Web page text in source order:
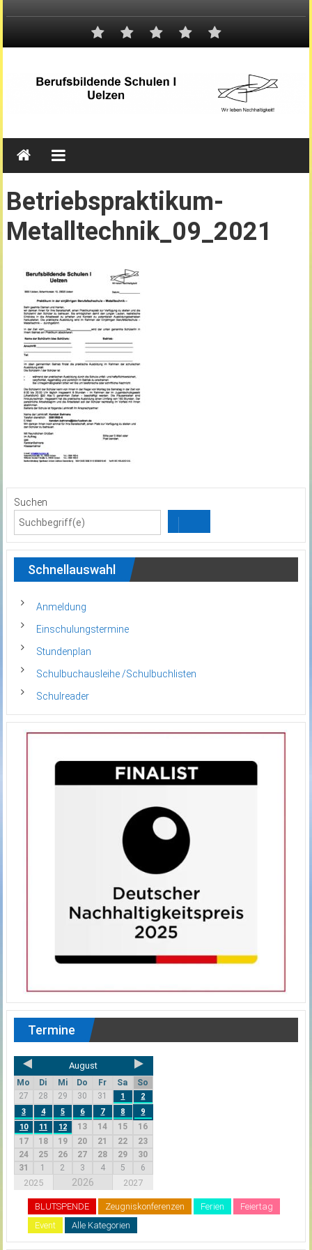
Betriebspraktikum-
Metalltechnik_09_2021
Suchen
Schnellauswahl
Anmeldung
Einschulungstermine
Stundenplan
Schulbuchausleihe /Schulbuchlisten
Schulreader
Termine
August
Mo Di Mi Do Fr Sa
So
27
28 29 30 31 1
2
3
4 5 6 7 8
9
10
11 12 13 14 15
16
17
18 19 20 21 22
23
24
25 26 27 28 29
30
31
1 2 3 4 5 6
2025 2026 2027
BLUTSPENDE Zeugniskonferenzen Ferien
Feiertag
Event
Alle Kategorien